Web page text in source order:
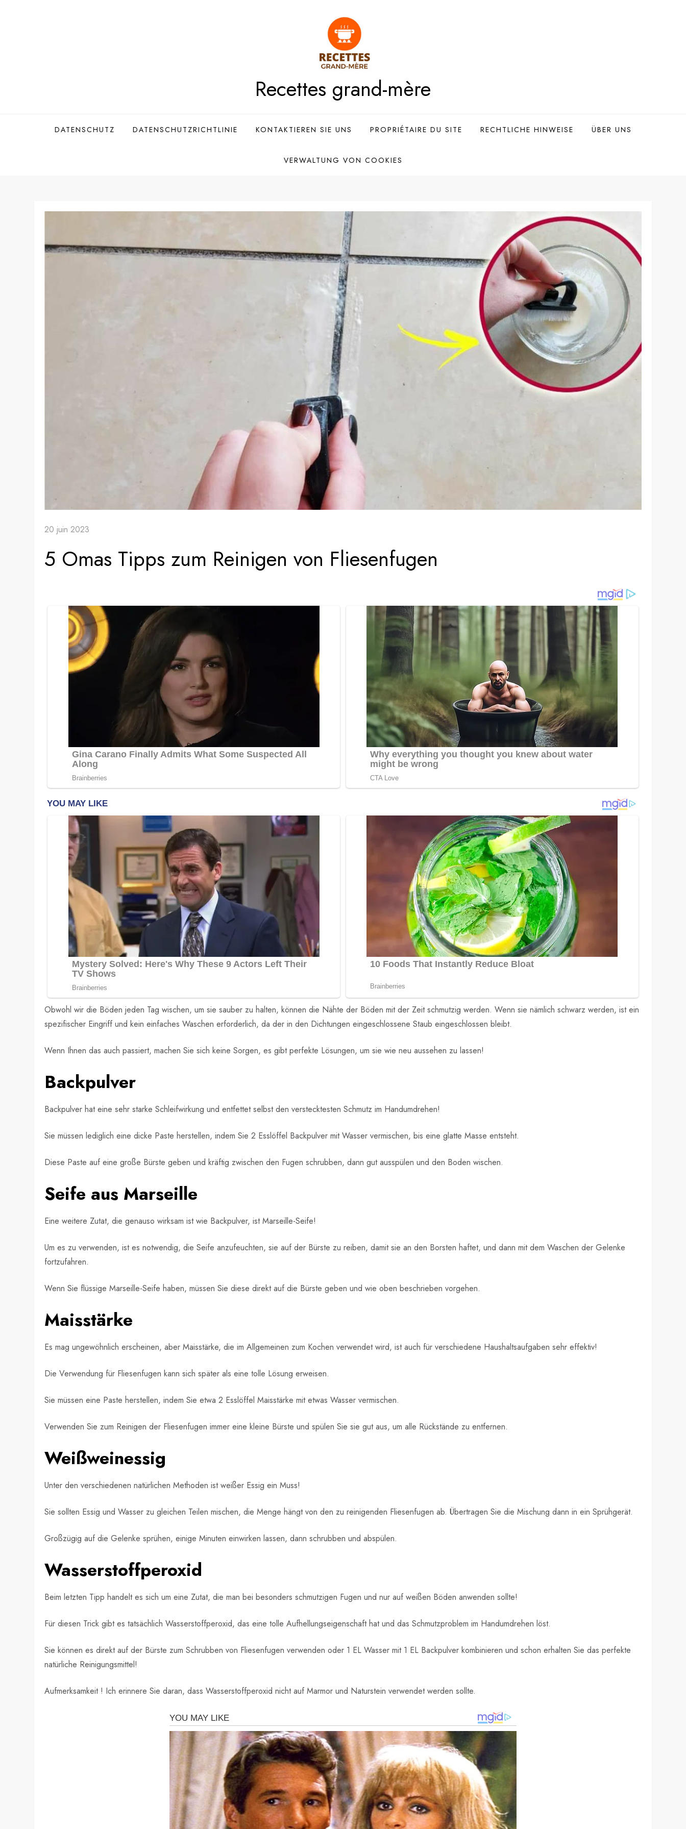
Recettes grand-mère
DATENSCHUTZ DATENSCHUTZRICHTLINIE KONTAKTIEREN SIE UNS PROPRIÉTAIRE DU SITE RECHTLICHE HINWEISE ÜBER UNS
VERWALTUNG VON COOKIES
20 juin 2023
5 Omas Tipps zum Reinigen von Fliesenfugen
Obwohl wir die Böden jeden Tag wischen, um sie sauber zu halten, können die Nähte der Böden mit der Zeit schmutzig werden. Wenn sie nämlich schwarz werden, ist ein
spezifischer Eingriff und kein einfaches Waschen erforderlich, da der in den Dichtungen eingeschlossene Staub eingeschlossen bleibt.
Wenn Ihnen das auch passiert, machen Sie sich keine Sorgen, es gibt perfekte Lösungen, um sie wie neu aussehen zu lassen!
Backpulver
Backpulver hat eine sehr starke Schleifwirkung und entfettet selbst den verstecktesten Schmutz im Handumdrehen!
Sie müssen lediglich eine dicke Paste herstellen, indem Sie 2 Esslöffel Backpulver mit Wasser vermischen, bis eine glatte Masse entsteht.
Diese Paste auf eine große Bürste geben und kräftig zwischen den Fugen schrubben, dann gut ausspülen und den Boden wischen.
Seife aus Marseille
Eine weitere Zutat, die genauso wirksam ist wie Backpulver, ist Marseille-Seife!
Um es zu verwenden, ist es notwendig, die Seife anzufeuchten, sie auf der Bürste zu reiben, damit sie an den Borsten haftet, und dann mit dem Waschen der Gelenke
fortzufahren.
Wenn Sie flüssige Marseille-Seife haben, müssen Sie diese direkt auf die Bürste geben und wie oben beschrieben vorgehen.
Maisstärke
Es mag ungewöhnlich erscheinen, aber Maisstärke, die im Allgemeinen zum Kochen verwendet wird, ist auch für verschiedene Haushaltsaufgaben sehr effektiv!
Die Verwendung für Fliesenfugen kann sich später als eine tolle Lösung erweisen.
Sie müssen eine Paste herstellen, indem Sie etwa 2 Esslöffel Maisstärke mit etwas Wasser vermischen.
Verwenden Sie zum Reinigen der Fliesenfugen immer eine kleine Bürste und spülen Sie sie gut aus, um alle Rückstände zu entfernen.
Weißweinessig
Unter den verschiedenen natürlichen Methoden ist weißer Essig ein Muss!
Sie sollten Essig und Wasser zu gleichen Teilen mischen, die Menge hängt von den zu reinigenden Fliesenfugen ab. Übertragen Sie die Mischung dann in ein Sprühgerät.
Großzügig auf die Gelenke sprühen, einige Minuten einwirken lassen, dann schrubben und abspülen.
Wasserstoffperoxid
Beim letzten Tipp handelt es sich um eine Zutat, die man bei besonders schmutzigen Fugen und nur auf weißen Böden anwenden sollte!
Für diesen Trick gibt es tatsächlich Wasserstoffperoxid, das eine tolle Aufhellungseigenschaft hat und das Schmutzproblem im Handumdrehen löst.
Sie können es direkt auf der Bürste zum Schrubben von Fliesenfugen verwenden oder 1 EL Wasser mit 1 EL Backpulver kombinieren und schon erhalten Sie das perfekte
natürliche Reinigungsmittel!
Aufmerksamkeit ! Ich erinnere Sie daran, dass Wasserstoffperoxid nicht auf Marmor und Naturstein verwendet werden sollte.